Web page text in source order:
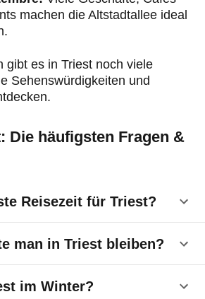
machen die Altstadtallee ideal
gibt es in Triest noch viele
Sehenswürdigkeiten und
Die häufigsten Fragen &
Reisezeit für Triest?
Monate vonApril bis Juniund
zum
man in Triest bleiben?
Überblick über die Stadt
im Winter?